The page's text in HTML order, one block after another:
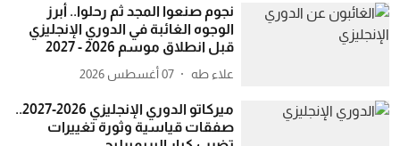
نجوم صنعوا المجد ثم رحلوا.. أبرز
الوجوه الغائبة في الدوري الإنجليزي
قبل انطلاق موسم 2026 - 2027
علاء طه 07 أغسطس 2026
ميركاتو الدوري الإنجليزي 2026-2027..
صفقات قياسية وثورة تغييرات